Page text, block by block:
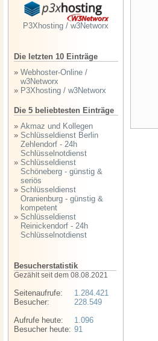
P3Xhosting / w3Networx
Die letzten 10 Einträge
» Webhoster-Online /
w3Networx
» P3Xhosting / w3Networx
Die 5 beliebtesten Einträge
» Akmaz und Kollegen
» Schlüsseldienst Berlin
Zehlendorf - 24h
Schlüsselnotdienst
» Schlüsseldienst
Schöneberg - günstig &
seriös
» Schlüsseldienst
Oranienburg - günstig &
kompetent
» Schlüsseldienst
Reinickendorf - 24h
Schlüsselnotdienst
Besucherstatistik
Gezählt seit dem 08.08.2021
Seitenaufrufe:
Besucher:
Aufrufe heute:
Besucher heute:
1.284.421
228.549
1.096
91